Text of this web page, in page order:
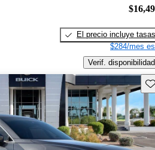
El precio incluye tasas
$284/mes
Verif. disponibilidad